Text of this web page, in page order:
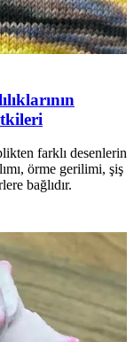
farklı desenlerin
örme gerilimi, şiş
bağlıdır.